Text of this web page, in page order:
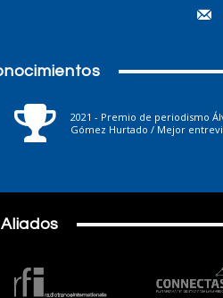
i
n
v
2021 - Premio de periodismo
Gómez Hurtado / Mejor